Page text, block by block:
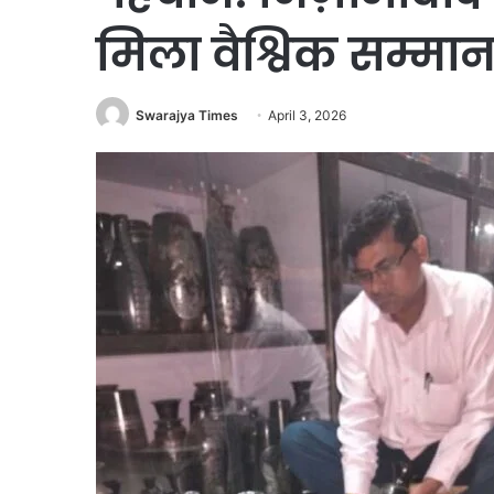
मिला वैश्विक
Swarajya Times April 3, 2026